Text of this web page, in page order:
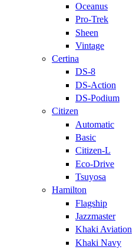
Oceanus
Pro-Trek
Sheen
Vintage
Certina
DS-8
DS-Action
DS-Podium
Citizen
Automatic
Basic
Citizen-L
Eco-Drive
Tsuyosa
Hamilton
Flagship
Jazzmaster
Khaki Aviation
Khaki Navy